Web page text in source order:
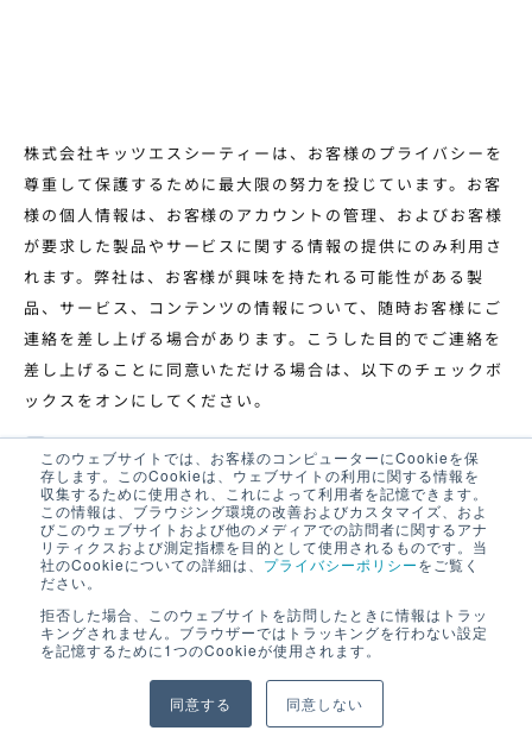
このウェブサイトでは、お客様のコンピューターにCookieを保
存します。このCookieは、ウェブサイトの利用に関する情報を
収集するために使用され、これによって利用者を記憶できます。
この情報は、ブラウジング環境の改善およびカスタマイズ、およ
びこのウェブサイトおよび他のメディアでの訪問者に関するアナ
リティクスおよび測定指標を目的として使用されるものです。当
社のCookieについての詳細は、 プライバシーポリシーをご覧く
ださい。
拒否した場合、このウェブサイトを訪問したときに情報はトラッ
キングされません。ブラウザーではトラッキングを行わない設定
を記憶するために1つのCookieが使用されます。
同意する 同意しない
株式会社キッツエスシーティーは、お客様のプライバシーを
尊重して保護するために最大限の努力を投じています。お客
様の個人情報は、お客様のアカウントの管理、およびお客様
が要求した製品やサービスに関する情報の提供にのみ利用さ
れます。弊社は、お客様が興味を持たれる可能性がある製
品、サービス、コンテンツの情報について、随時お客様にご
連絡を差し上げる場合があります。こうした目的でご連絡を
差し上げることに同意いただける場合は、以下のチェックボ
ックスをオンにしてください。
『個人情報保護方針』に基づく個人情報の取り
扱いについて（
プライバシーポリシー）同意
する*